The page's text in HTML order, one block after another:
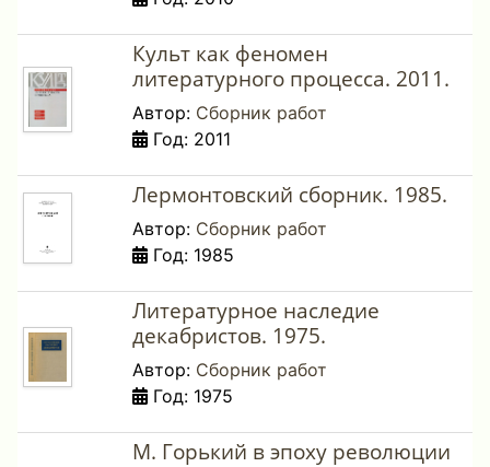
Культ как феномен
литературного процесса. 2011.
Автор: Сборник работ
Год: 2011
Лермонтовский сборник. 1985.
Автор: Сборник работ
Год: 1985
Литературное наследие
декабристов. 1975.
Автор: Сборник работ
Год: 1975
М. Горький в эпоху революции